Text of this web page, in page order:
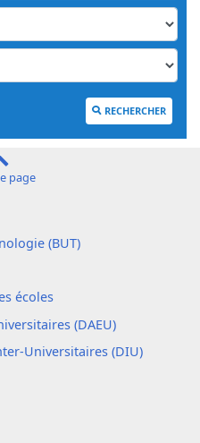
RECHERCHER
page
(BUT)
écoles
(DAEU)
Universitaires (DIU)